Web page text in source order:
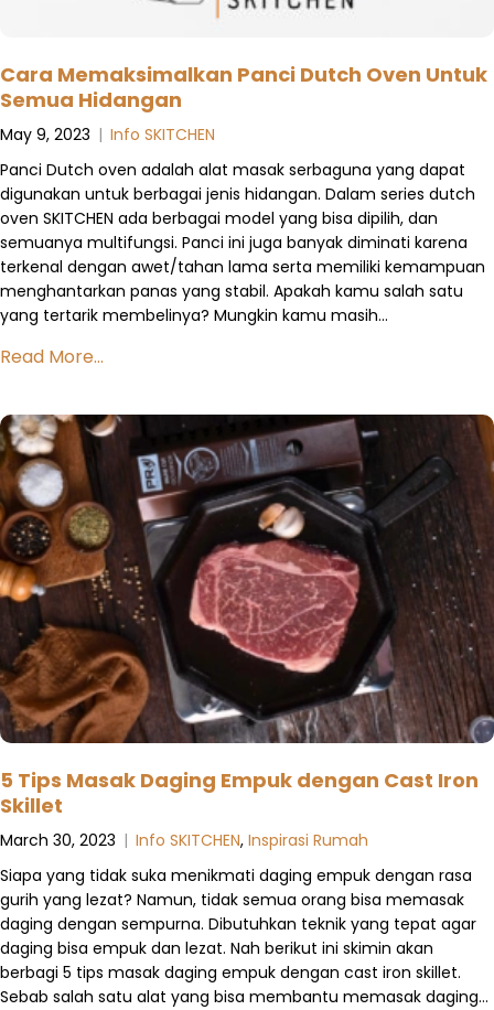
Cara Memaksimalkan Panci Dutch Oven Untuk
Semua Hidangan
May 9, 2023 | Info SKITCHEN
Panci Dutch oven adalah alat masak serbaguna yang dapat
digunakan untuk berbagai jenis hidangan. Dalam series dutch
oven SKITCHEN ada berbagai model yang bisa dipilih, dan
semuanya multifungsi. Panci ini juga banyak diminati karena
terkenal dengan awet/tahan lama serta memiliki kemampuan
menghantarkan panas yang stabil. Apakah kamu salah satu
yang tertarik membelinya? Mungkin kamu masih…
Read More...
5 Tips Masak Daging Empuk dengan Cast Iron
Skillet
March 30, 2023 | Info SKITCHEN, Inspirasi Rumah
Siapa yang tidak suka menikmati daging empuk dengan rasa
gurih yang lezat? Namun, tidak semua orang bisa memasak
daging dengan sempurna. Dibutuhkan teknik yang tepat agar
daging bisa empuk dan lezat. Nah berikut ini skimin akan
berbagi 5 tips masak daging empuk dengan cast iron skillet.
Sebab salah satu alat yang bisa membantu memasak daging…